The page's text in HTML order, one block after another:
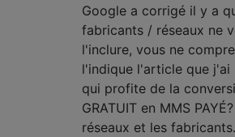
Google a corrigé il y a
fabricants / réseaux ne
l'inclure, vous ne
l'indique l'article que j'ai
qui profite de la
GRATUIT en MMS
réseaux et les